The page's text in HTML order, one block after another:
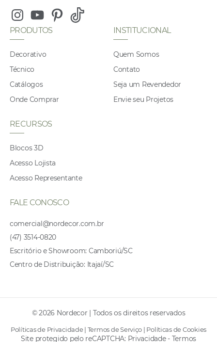
InstagramYoutubePinterest
Tiktok
PRODUTOS
Decorativo
Técnico
Catálogos
Onde Comprar
INSTITUCIONAL
Quem Somos
Contato
Seja um Revendedor
Envie seu Projetos
RECURSOS
Blocos 3D
Acesso Lojista
Acesso Representante
FALE CONOSCO
comercial@nordecor.com.br
(47) 3514-0820
Escritório e Showroom: Camboriú/SC
Centro de Distribuição: Itajaí/SC
© 2026 Nordecor | Todos os direitos reservados
Políticas de Privacidade| Termos de Serviço | Políticas de Cookies
Site protegido pelo reCAPTCHA: Privacidade- Termos